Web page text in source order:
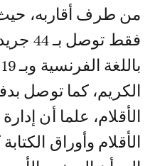
الكريم، كما توصل
الأقلام، علما أن
الأقلام وأوراق